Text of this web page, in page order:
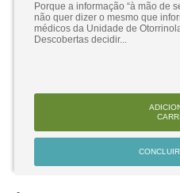
Porque a informação “à mão de
não quer dizer o mesmo que
médicos da Unidade de
Descobertas decidir...